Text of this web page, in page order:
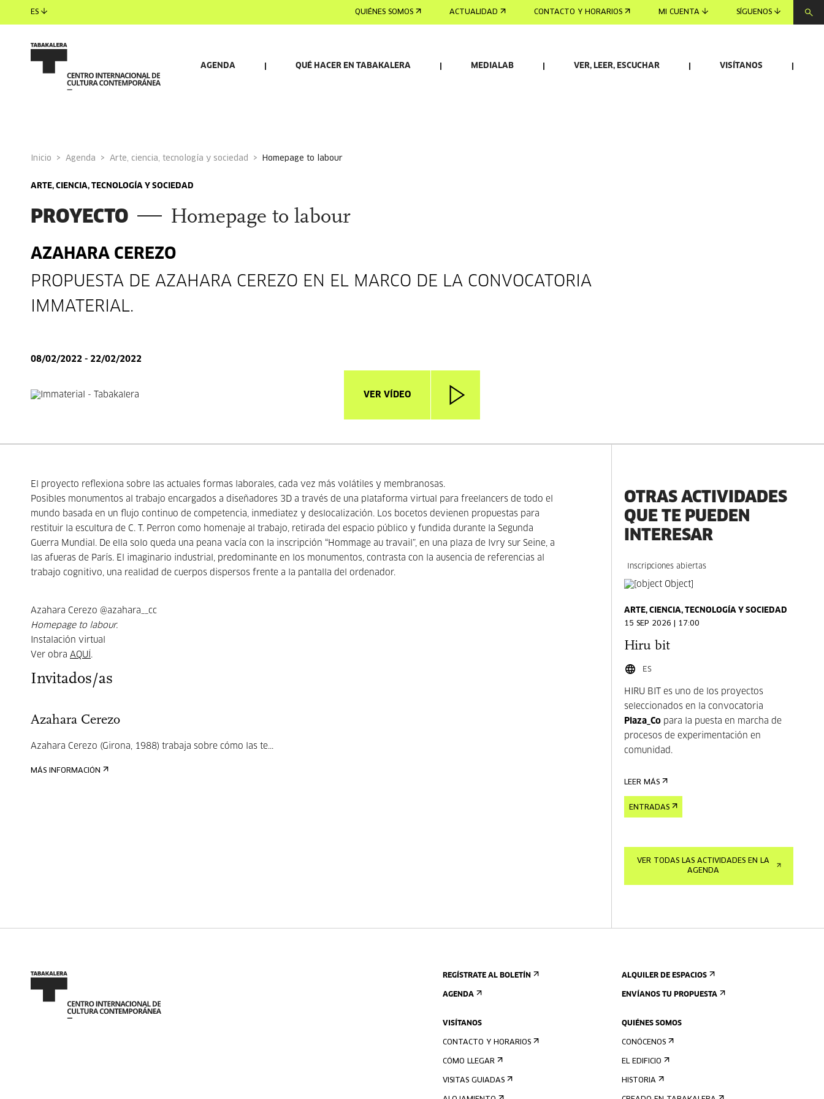
ES QUIÉNES SOMOS ACTUALIDAD CONTACTO Y HORARIOS MI CUENTA SÍGUENOS
AGENDA QUÉ HACER EN TABAKALERA MEDIALAB VER, LEER, ESCUCHAR VISÍTANOS
Inicio Agenda Arte, ciencia, tecnología y sociedad homepage to labour
ARTE, CIENCIA, TECNOLOGÍA Y SOCIEDAD
PROYECTO Homepage to labour
AZAHARA CEREZO
PROPUESTA DE AZAHARA CEREZO EN EL MARCO DE LA CONVOCATORIA
IMMATERIAL.
08/02/2022 - 22/02/2022
VER VÍDEO
El proyecto reflexiona sobre las actuales formas laborales, cada vez más volátiles y membranosas.
Posibles monumentos al trabajo encargados a diseñadores 3D a través de una plataforma virtual para freelancers de todo el
mundo basada en un flujo continuo de competencia, inmediatez y deslocalización. Los bocetos devienen propuestas para
restituir la escultura de C. T. Perron como homenaje al trabajo, retirada del espacio público y fundida durante la Segunda
Guerra Mundial. De ella solo queda una peana vacía con la inscripción “Hommage au travail”, en una plaza de Ivry sur Seine, a
las afueras de París. El imaginario industrial, predominante en los monumentos, contrasta con la ausencia de referencias al
trabajo cognitivo, una realidad de cuerpos dispersos frente a la pantalla del ordenador.
Azahara Cerezo @azahara__cc
Homepage to labour.
Instalación virtual
Ver obra AQUÍ .
Invitados/as
Azahara Cerezo
Azahara Cerezo (Girona, 1988) trabaja sobre cómo las te...
MÁS INFORMACIÓN
OTRAS ACTIVIDADES
QUE TE PUEDEN
INTERESAR
Inscripciones abiertas
ARTE, CIENCIA, TECNOLOGÍA Y SOCIEDAD
15 SEP 2026 | 17:00
Hiru bit
ES
HIRU BIT es uno de los proyectos
seleccionados en la convocatoria
Plaza_Co para la puesta en marcha de
procesos de experimentación en
comunidad.
LEER MÁS
ENTRADAS
VER TODAS LAS ACTIVIDADES EN LA
AGENDA
REGÍSTRATE AL BOLETÍN
AGENDA
VISÍTANOS
CONTACTO Y HORARIOS
CÓMO LLEGAR
VISITAS GUIADAS
ALQUILER DE ESPACIOS
ENVÍANOS TU PROPUESTA
QUIÉNES SOMOS
CONÓCENOS
EL EDIFICIO
HISTORIA